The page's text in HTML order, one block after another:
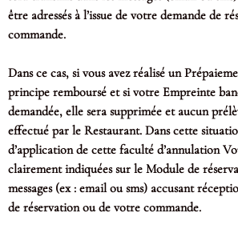
être adressés à l’issue de votre demande de
commande.
Dans ce cas, si vous avez réalisé un
principe remboursé et si votre Empreinte
demandée, elle sera supprimée et aucun
effectué par le Restaurant. Dans cette
d’application de cette faculté d’annulation
clairement indiquées sur le Module de
messages (ex : email ou sms) accusant
de réservation ou de votre commande.